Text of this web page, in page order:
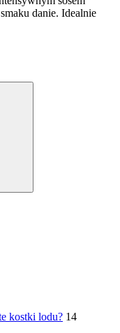
danie. Idealnie
kostki lodu? 14